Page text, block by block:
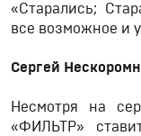
«Старались;
все возможное и
Сергей
Несмотря на
«ФИЛЬТР»